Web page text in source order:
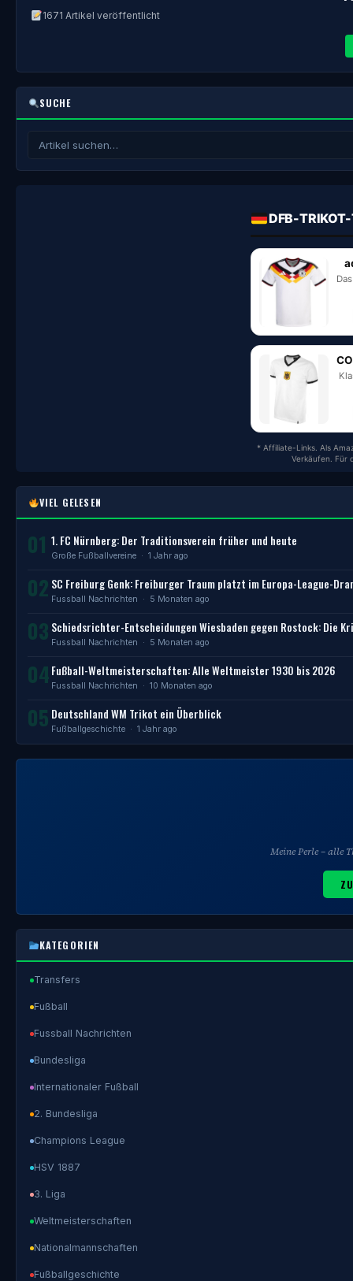
1671 Artikel veröffentlicht
SUCHE
DFB-
* Affiliate-Links. Als
Verkäufen. Für
VIEL GELESEN
01 1. FC Nürnberg: Der Traditionsverein früher und heute
Große Fußballvereine · 1 Jahr ago
02 SC Freiburg Genk: Freiburger Traum platzt im Europa-League-
Fussball Nachrichten · 5 Monaten ago
03 Schiedsrichter-Entscheidungen Wiesbaden gegen Rostock: Die
Fussball Nachrichten · 5 Monaten ago
04 Fußball-Weltmeisterschaften: Alle Weltmeister 1930 bis 2026
Fussball Nachrichten · 10 Monaten ago
05 Deutschland WM Trikot ein Überblick
Fußballgeschichte · 1 Jahr ago
Meine Perle – alle
KATEGORIEN
Transfers
Fußball
Fussball Nachrichten
Bundesliga
Internationaler Fußball
2. Bundesliga
Champions League
HSV 1887
3. Liga
Weltmeisterschaften
Nationalmannschaften
Fußballgeschichte